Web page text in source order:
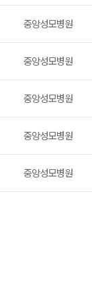
중앙성모병원
중앙성모병원
중앙성모병원
중앙성모병원
중앙성모병원